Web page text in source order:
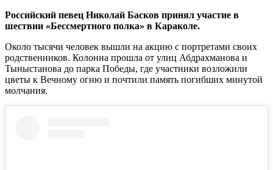
Российский певец Николай Басков принял участие в
шествии «Бессмертного полка» в Караколе.
Около тысячи человек вышли на акцию с портретами своих
родственников. Колонна прошла от улиц Абдрахманова и
Тыныстанова до парка Победы, где участники возложили
цветы к Вечному огню и почтили память погибших минутой
молчания.